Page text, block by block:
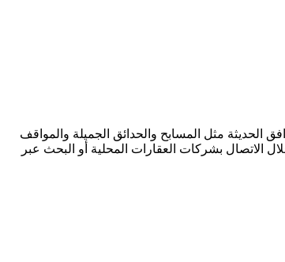
الحديثة مثل المسابح والحدائق الجميلة والمواقف
الاتصال بشركات العقارات المحلية أو البحث عبر